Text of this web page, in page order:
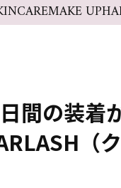
MAKE UP
日間の装
（